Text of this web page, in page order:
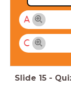
A
C
Slide 15 -